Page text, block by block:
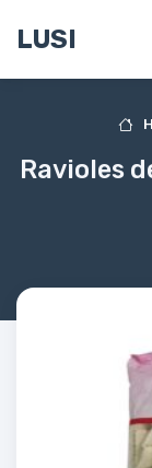
LUSI
Ravioles